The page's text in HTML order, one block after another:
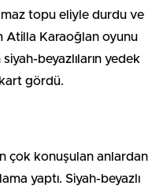
topu eliyle durdu ve
Atilla Karaoğlan oyunu
beyazlıların yedek
gördü.
çok konuşulan anlardan
yaptı. Siyah-beyazlı